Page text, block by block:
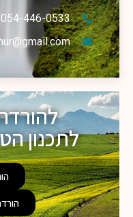
054-446-0533
לתכנון